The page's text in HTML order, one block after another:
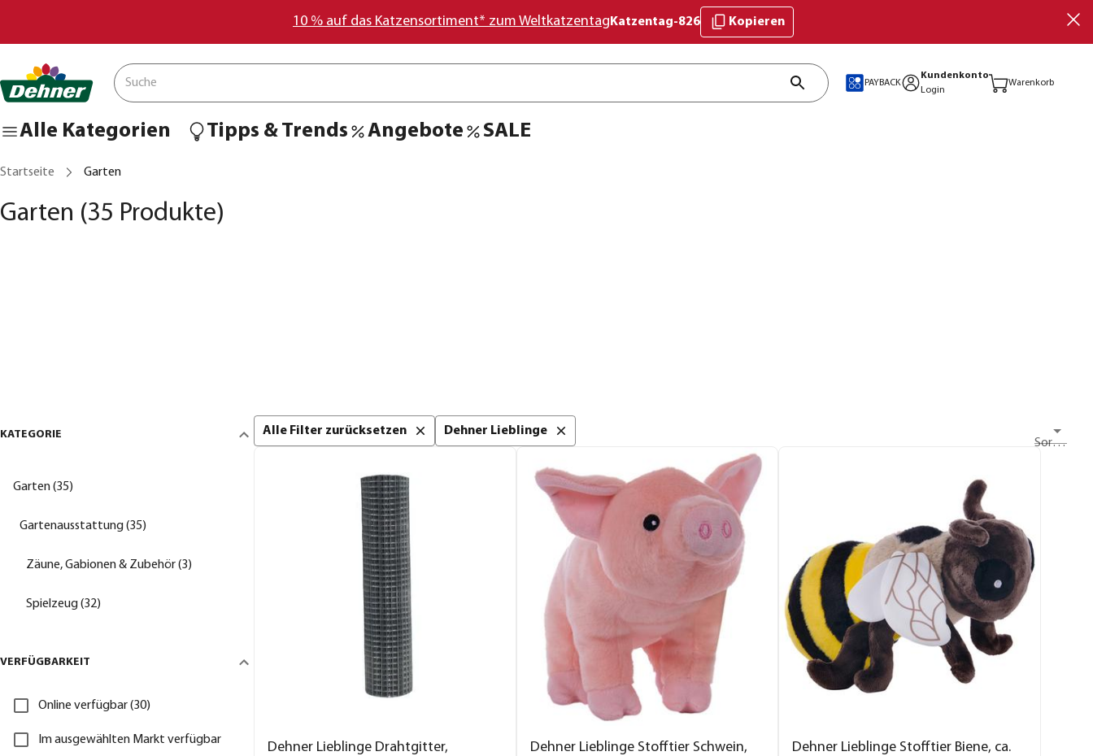
10 % auf das Katzensortiment* zum Weltkatzentag Katzentag-826 Kopieren
PAYBACK
Kundenkonto
Login
Warenkorb
Alle Kategorien Tipps & Trends Angebote SALE
Startseite Garten
Garten (35 Produkte)
KATEGORIE
Garten (35)
Gartenausstattung (35)
Zäune, Gabionen & Zubehör (3)
Spielzeug (32)
VERFÜGBARKEIT
Online verfügbar (30)
Im ausgewählten Markt verfügbar
Alle Filter zurücksetzen
Dehner Lieblinge
Sortieren nach
Dehner Lieblinge Drahtgitter,
Dehner Lieblinge Stofftier Schwein,
Dehner Lieblinge Stofftier Biene, ca.